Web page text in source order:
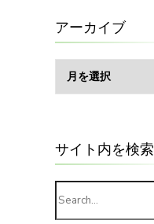
ー
アーカイブ
ー
カ
サイト内を検索
Search
for: